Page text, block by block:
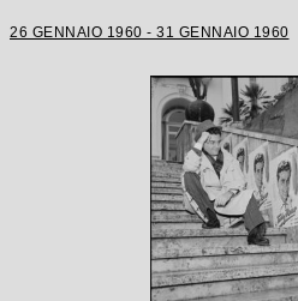
26 GENNAIO 1960 - 31 GENNAIO 1960